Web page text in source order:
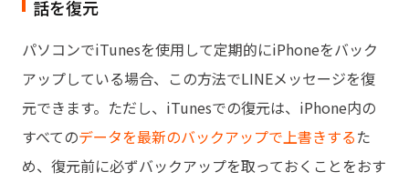
話を復元
パソコンでiTunesを使用して定期的にiPhoneをバック
アップしている場合、この方法でLINEメッセージを復
元できます。ただし、iTunesでの復元は、iPhone内の
すべてのデータを最新のバックアップで上書きするた
め、復元前に必ずバックアップを取っておくことをおす